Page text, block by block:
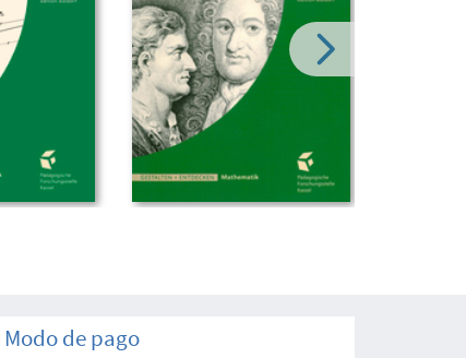
Modo de pago